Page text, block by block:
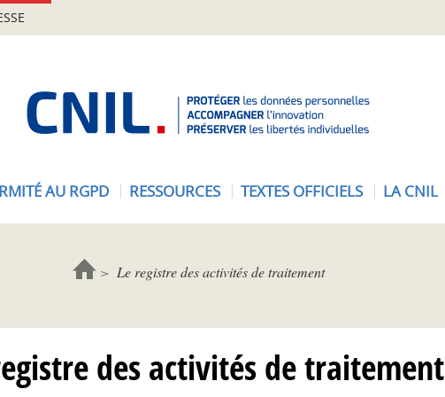
AU RGPD RESSOURCES TEXTES OFFICIELS LA CNIL
Le registre des activités de traitement
des activités de traitement